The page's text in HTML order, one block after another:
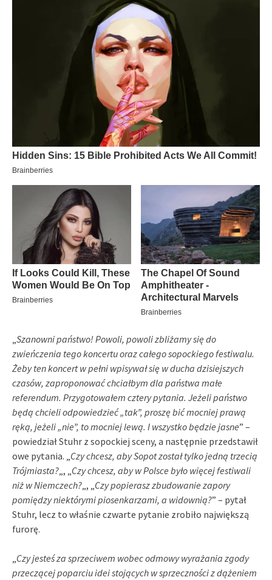
„Szanowni państwo! Powoli, powoli zbliżamy się do
zwieńczenia tego koncertu oraz całego sopockiego festiwalu.
Żeby ten koncert w pełni wpisywał się w ducha dzisiejszych
czasów, zaproponować chciałbym dla państwa małe
referendum. Przygotowałem cztery pytania. Jeżeli państwo
będą chcieli odpowiedzieć „tak”, proszę bić mocniej prawą
ręką, jeżeli „nie”, to mocniej lewą. I wszystko będzie jasne” –
powiedział Stuhr z sopockiej sceny, a następnie przedstawił
owe pytania. „Czy chcesz, aby Sopot został tylko jedną trzecią
Trójmiasta?„, „Czy chcesz, aby w Polsce było więcej festiwali
niż w Niemczech?„, „Czy popierasz zbudowanie zapory
pomiędzy niektórymi piosenkarzami, a widownią?” – pytał
Stuhr, lecz to właśnie czwarte pytanie zrobiło największą
furorę.
„Czy jesteś za sprzeciwem wobec odmowy wyrażania zgody
przeczącej poparciu idei stojących w sprzeczności z dążeniem